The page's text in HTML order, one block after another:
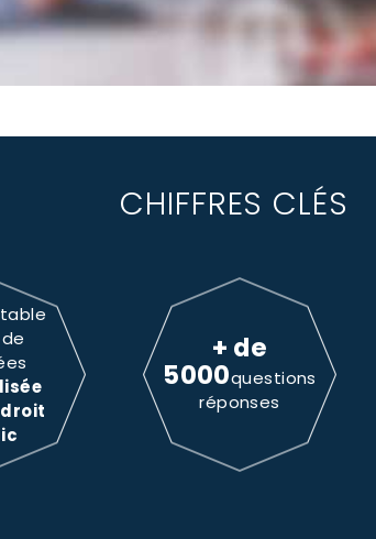
CHIFFRES CLÉS
droit
+ de
5000questions
réponses